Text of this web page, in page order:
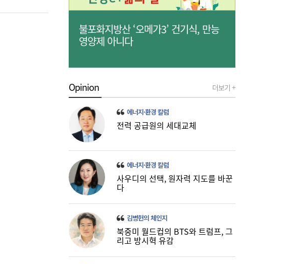
15:32
[금융 풍향계] NH농협은행, 최고 연 7.3%
‘모두트래블리적금’ 조기 완판 外
불포화지방산 ‘오메가3’ 건기식, 만능
영양제 아니다
Opinion 더보기 +
에너지·환경 칼럼
전력 공급원의 세대교체
에너지·환경 칼럼
사우디의 선택, 원자력 지도를 바꾼
다
김병헌의 체인지
북중미 월드컵의 BTS와 트럼프, 그
리고 방시혁 유감